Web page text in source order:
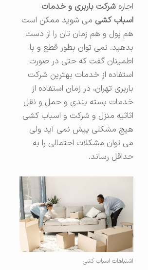
اجارهشرکت باربری و خدمات
اسباب کشیمی شوید ممکن است
هم پول و هم زمان تان را از دست
بدهید. نمی توان بطور قطع و با
اطمینان گفت که حتی در صورت
استفاده از خدمات بهترین شرکت
باربری تهران، در زمان استفاده از
خدمات بسته بندی و حمل و نقل
اثاثیه منزل و شرکت و اسباب کشی
هیچ مشکلی پیش نمی آید ولی
می توان مشکلات احتمالی را به
حداقل رساند.
اشتباهات اسباب کشی